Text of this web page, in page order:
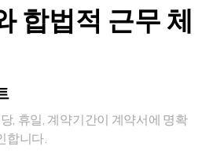
합법적 근무 체
, 휴일, 계약기간이 계약서에 명확
합니다.